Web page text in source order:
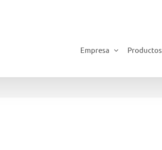
Empresa Productos